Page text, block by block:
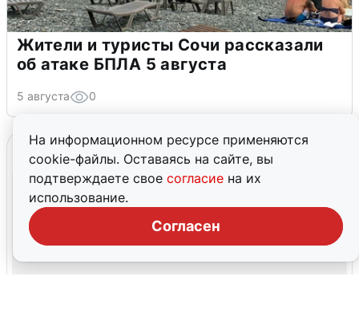
На информационном ресурсе применяются
cookie-файлы. Оставаясь на сайте, вы
подтверждаете свое согласие на их
использование.
Согласен
Жители и туристы Сочи рассказали
об атаке БПЛА 5 августа
5 августа 0